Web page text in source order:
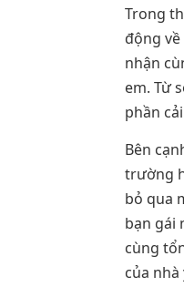
Trong
động
nhận
em. Từ
phần
Bên
trường
bỏ qua
bạn gái
cùng
của